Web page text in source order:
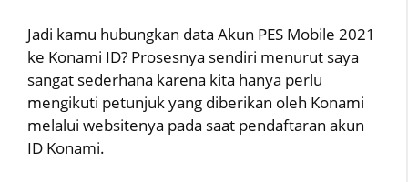
Jadi kamu hubungkan data Akun PES Mobile 2021
ke Konami ID? Prosesnya sendiri menurut saya
sangat sederhana karena kita hanya perlu
mengikuti petunjuk yang diberikan oleh Konami
melalui websitenya pada saat pendaftaran akun
ID Konami.